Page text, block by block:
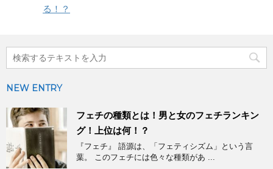
る！？
NEW ENTRY
フェチの種類とは！男と女のフェチランキン
グ！上位は何！？
『フェチ』 語源は、「フェティシズム」という言
葉。 このフェチには色々な種類があ ...